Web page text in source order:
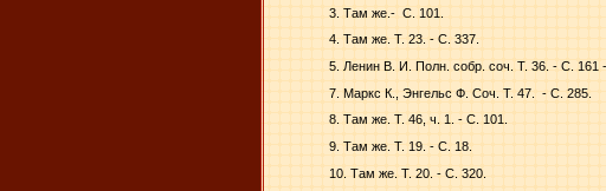
3. Там же.- С. 101.
4. Там же. Т. 23. - С. 337.
5. Ленин В. И. Полн. собр. соч. Т. 36. - С. 161 -
7. Маркс К., Энгельс Ф. Соч. Т. 47.
- С. 285.
8. Там же. Т. 46, ч. 1. - С. 101.
9. Там же. Т. 19. - С. 18.
10. Там же. Т. 20. - С. 320.